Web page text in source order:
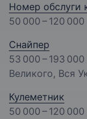
Номер обслуги
50 000 – 120 000
Снайпер
53 000 – 193 000
Великого, Вся
Кулеметник
50 000 – 120 000